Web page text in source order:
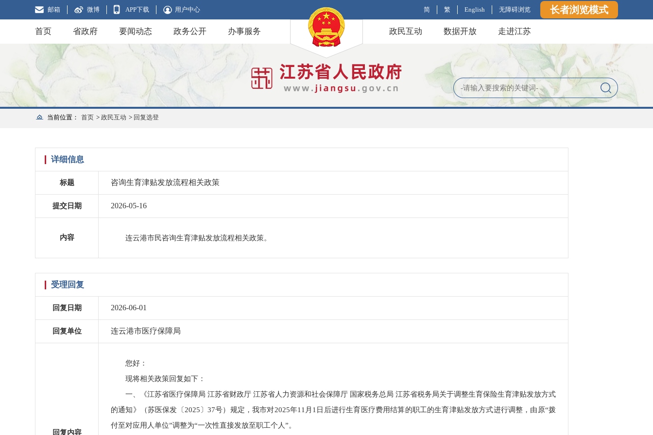
邮箱 微博 APP下载 用户中心 简 繁 English 无障碍浏览 长者浏览模式
首页 省政府 要闻动态 政务公开 办事服务 政民互动 数据开放 走进江苏
当前位置： 首页 > 政民互动 > 回复选登
详细信息
标题 咨询生育津贴发放流程相关政策
提交日期 2026-05-16
内容 连云港市民咨询生育津贴发放流程相关政策。
受理回复
回复日期 2026-06-01
回复单位 连云港市医疗保障局
回复内容
您好：
现将相关政策回复如下：
一、《江苏省医疗保障局 江苏省财政厅 江苏省人力资源和社会保障厅 国家税务总局 江苏省税务局关于调整生育保险生育津贴发放方式
的通知》（苏医保发〔2025〕37号）规定，我市对2025年11月1日后进行生育医疗费用结算的职工的生育津贴发放方式进行调整，由原“拨
付至对应用人单位”调整为“一次性直接发放至职工个人”。